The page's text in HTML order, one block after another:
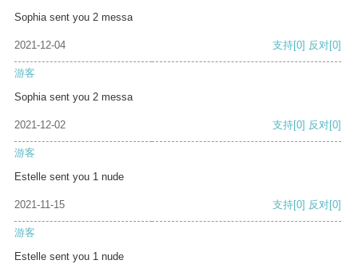
Sophia sent you 2 messa
2021-12-04 支持[0] 反对[0]
游客
Sophia sent you 2 messa
2021-12-02 支持[0] 反对[0]
游客
Estelle sent you 1 nude
2021-11-15 支持[0] 反对[0]
游客
Estelle sent you 1 nude